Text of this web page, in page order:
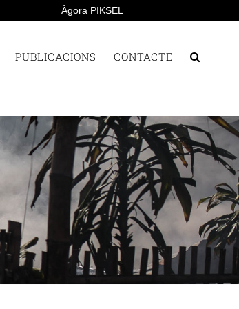
PUBLICACIONS CONTACTE
Àgora PIKSEL